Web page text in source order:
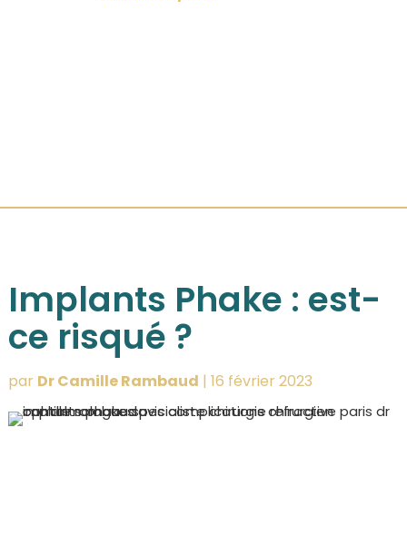
Implants Phake : est-
ce risqué ?
par Dr Camille Rambaud | 16 février 2023